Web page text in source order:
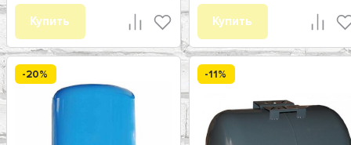
Купить Купить
-20% -11%